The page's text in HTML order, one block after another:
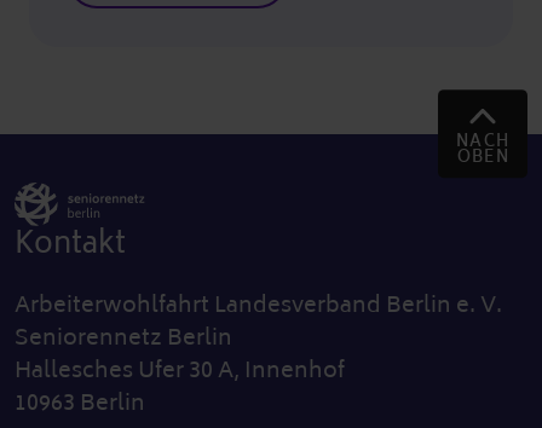
NACH
OBEN
Kontakt
Arbeiterwohlfahrt Landesverband Berlin e. V.
Seniorennetz Berlin
Hallesches Ufer 30 A, Innenhof
10963 Berlin